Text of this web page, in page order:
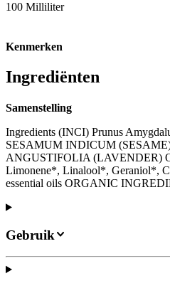
100 Milliliter
Kenmerken
Ingrediënten
Samenstelling
Ingredients (INCI) Prunus
SESAMUM INDICUM
ANGUSTIFOLIA (LAVENDER)
Limonene*, Linalool*, Geraniol*,
essential oils ORGANIC
Gebruik